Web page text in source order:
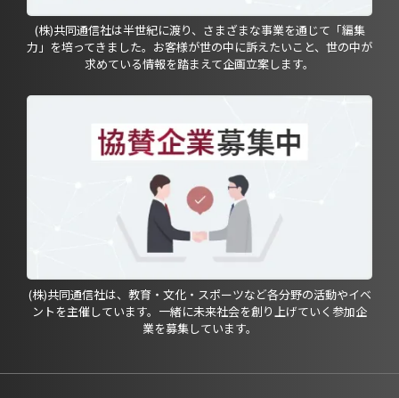
(株)共同通信社は半世紀に渡り、さまざまな事業を通じて「編集
力」を培ってきました。お客様が世の中に訴えたいこと、世の中が
求めている情報を踏まえて企画立案します。
(株)共同通信社は、教育・文化・スポーツなど各分野の活動やイベ
ントを主催しています。一緒に未来社会を創り上げていく参加企
業を募集しています。